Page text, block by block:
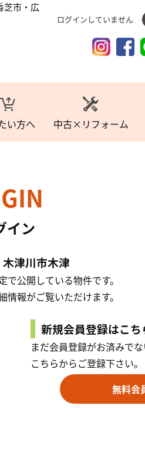
芝市・広
ログインしていません
い方へ 中古×リフォーム
イン
津川市木津
公開している物件です。
報がご覧いただけます。
新規会員登録はこち
まだ会員登録がお済みで
こちらからご登録下さい。
無料会